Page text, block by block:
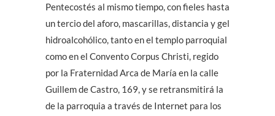
Pentecostés al mismo tiempo, con fieles hasta
un tercio del aforo, mascarillas, distancia y gel
hidroalcohólico, tanto en el templo parroquial
como en el Convento Corpus Christi, regido
por la Fraternidad Arca de María en la calle
Guillem de Castro, 169, y se retransmitirá la
de la parroquia a través de Internet para los